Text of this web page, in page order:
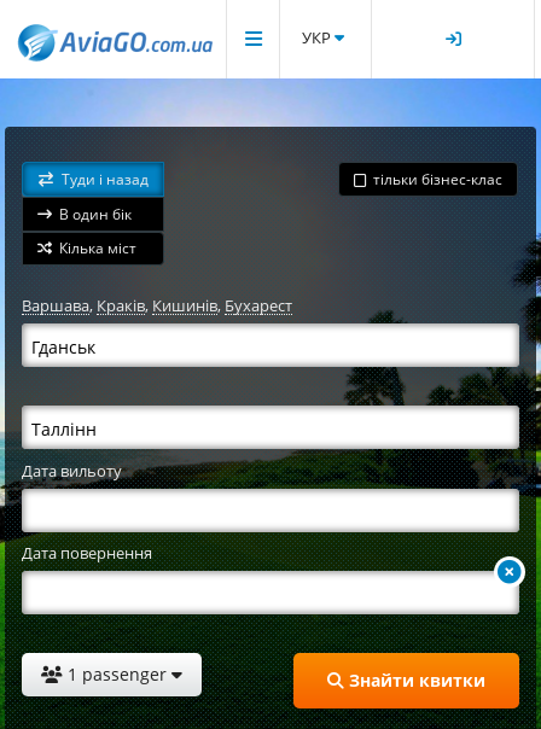
УКР
Туди і назад
В один бік
Кілька міст
тільки бізнес-клас
Варшава, Краків,Кишинів,Бухарест
Дата вильоту
Дата повернення
1 passenger Знайти квитки